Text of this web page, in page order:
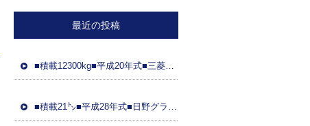
最近の投稿
■積載12300kg■平成20年式■三菱ふそう■スライド重機運搬車■距離89万㌔■ラジコン■フジタ製ボディ■ 車検令和8年2月26日■国産エンジン
■積載21㌧■平成28年式■日野グラプロ■平成28年式トレーラーダンプセット(コボレーン付)■車検8年3月21日■距離48万㌔■ETC■土砂ダンプ